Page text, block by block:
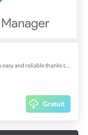
With Google Tag Manager, tag management is easy and reliable thanks to the built-in solutions.
Gratuit